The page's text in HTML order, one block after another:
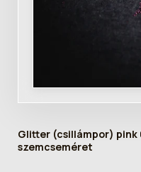
Glitter (csillámpor) pink
szemcseméret